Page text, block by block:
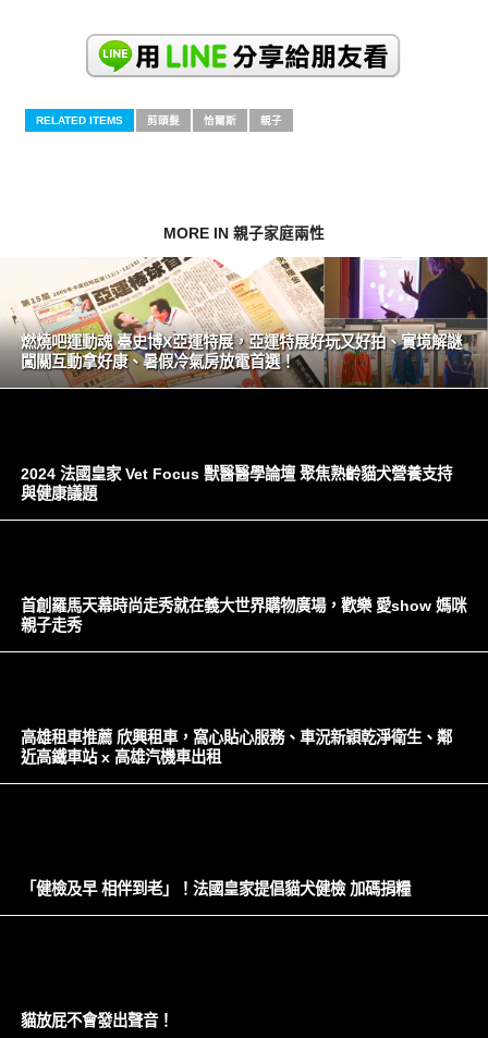
RELATED ITEMS 剪頭髮 恰爾斯 親子
MORE IN 親子家庭兩性
燃燒吧運動魂 臺史博X亞運特展，亞運特展好玩又好拍、實境解謎
闖關互動拿好康、暑假冷氣房放電首選！
2024 法國皇家 Vet Focus 獸醫醫學論壇 聚焦熟齡貓犬營養支持
與健康議題
首創羅馬天幕時尚走秀就在義大世界購物廣場，歡樂 愛show 媽咪
親子走秀
高雄租車推薦 欣興租車，窩心貼心服務、車況新穎乾淨衛生、鄰
近高鐵車站 x 高雄汽機車出租
「健檢及早 相伴到老」！法國皇家提倡貓犬健檢 加碼捐糧
貓放屁不會發出聲音！